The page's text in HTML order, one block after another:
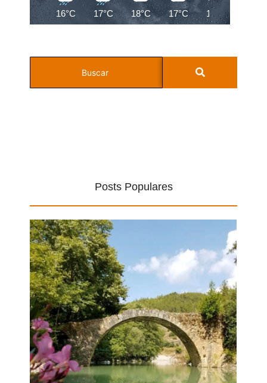
16°C 17°C 18°C 17°C 16°C
Posts Populares